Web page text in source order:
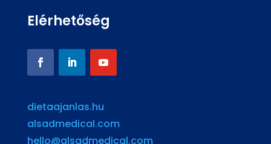
Elérhetőség
dietaajanlas.hu
alsadmedical.com
hello@alsadmedical.com